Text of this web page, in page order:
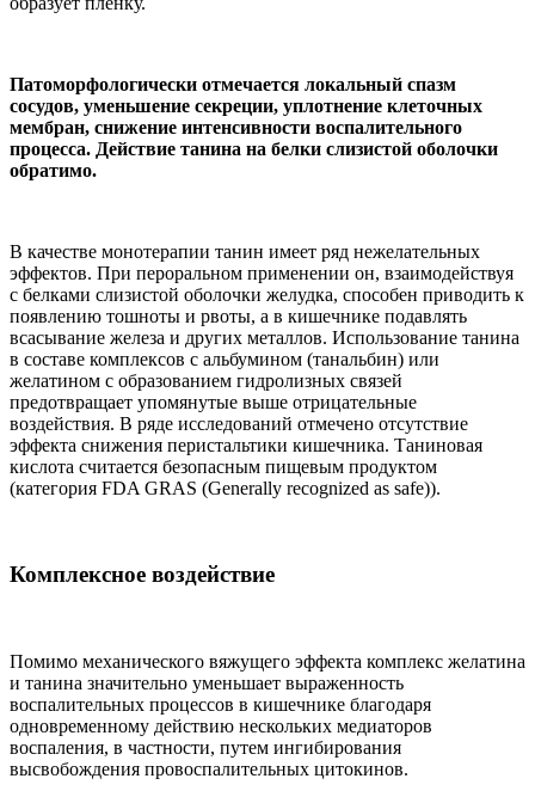
Патоморфологически отмечается локальный спазм
сосудов, уменьшение секреции, уплотнение клеточных
мембран, снижение интенсивности воспалительного
процесса. Действие танина на белки слизистой оболочки
обратимо.
В качестве монотерапии танин имеет ряд нежелательных
эффектов. При пероральном применении он, взаимодействуя
с белками слизистой оболочки желудка, способен приводить к
появлению тошноты и рвоты, а в кишечнике подавлять
всасывание железа и других металлов. Использование танина
в составе комплексов с альбумином (танальбин) или
желатином с образованием гидролизных связей
предотвращает упомянутые выше отрицательные
воздействия. В ряде исследований отмечено отсутствие
эффекта снижения перистальтики кишечника. Таниновая
кислота считается безопасным пищевым продуктом
(категория FDA GRAS (Generally recognized as safe)).
Комплексное воздействие
Помимо механического вяжущего эффекта комплекс желатина
и танина значительно уменьшает выраженность
воспалительных процессов в кишечнике благодаря
одновременному действию нескольких медиаторов
воспаления, в частности, путем ингибирования
высвобождения провоспалительных цитокинов.